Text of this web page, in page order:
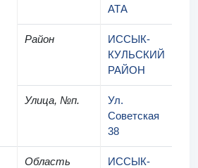
АТА
Район
ИССЫК-
КУЛЬСКИЙ
РАЙОН
Улица, №п.
Ул.
Советская
38
Область
ИССЫК-